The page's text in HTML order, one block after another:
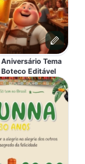
Tema
Boteco Editável